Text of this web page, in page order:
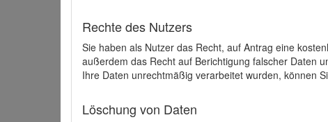
Rechte des Nutzers
Sie haben als Nutzer das Recht, auf Antrag eine
außerdem das Recht auf Berichtigung falscher Daten
Ihre Daten unrechtmäßig verarbeitet wurden, können
Löschung von Daten